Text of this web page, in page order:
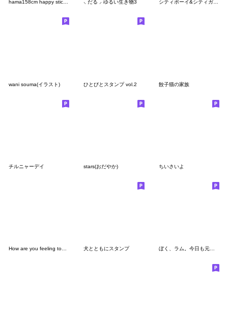
hama158cm happy sticker ⸜ だる ⸝ ゆるい生き物3 シティボーイ&シティガールたち
wani souma(イラスト) ひとびとスタンプ vol.2 餃子猫の家族
チルニャーデイ stars(おだやか) ちいさいよ
How are you feeling today (8712) 犬とともにスタンプ ぼく、ラム。今日も元気。